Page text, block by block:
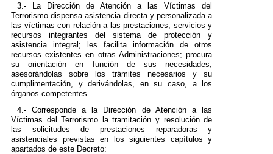
3.- La Dirección de Atención a las Víctimas del
Terrorismo dispensa asistencia directa y personalizada a
las víctimas con relación a las prestaciones, servicios y
recursos integrantes del sistema de protección y
asistencia integral; les facilita información de otros
recursos existentes en otras Administraciones; procura
su orientación en función de sus necesidades,
asesorándolas sobre los trámites necesarios y su
cumplimentación, y derivándolas, en su caso, a los
órganos competentes.
4.- Corresponde a la Dirección de Atención a las
Víctimas del Terrorismo la tramitación y resolución de
las solicitudes de prestaciones reparadoras y
asistenciales previstas en los siguientes capítulos y
apartados de este Decreto: